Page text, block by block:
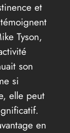
et
Tyson,
son
si
elle peut
en